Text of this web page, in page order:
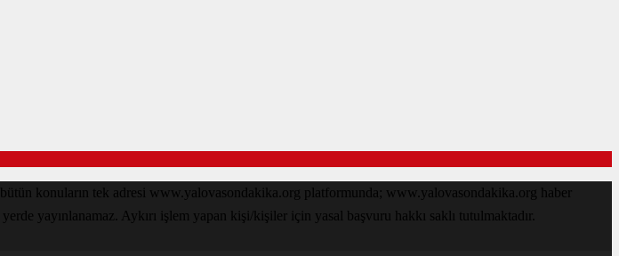
konuların tek adresi www.yalovasondakika.org platformunda; www.yalovasondakika.org haber
yayınlanamaz. Aykırı işlem yapan kişi/kişiler için yasal başvuru hakkı saklı tutulmaktadır.